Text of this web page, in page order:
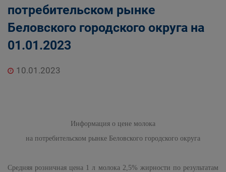
потребительском рынке
Беловского городского округа на
01.01.2023
10.01.2023
Информация о цене молока
на потребительском рынке Беловского городского округа
Средняя розничная цена 1 л молока 2,5% жирности по результатам